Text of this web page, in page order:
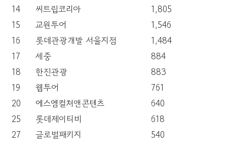
14
씨트립코리아
1,805
15
교원투어
1,546
16
롯데관광개발 서울지점
1,484
17
세중
884
18
한진관광
883
19
웹투어
761
20
에스엠컬처앤콘텐츠
640
25
롯데제이티비
618
27
글로벌패키지 540